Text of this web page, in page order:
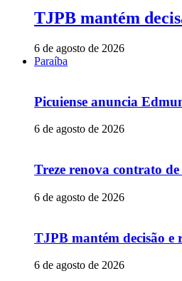
TJPB mantém
6 de agosto de 2026
Paraíba
Picuiense anuncia
6 de agosto de 2026
Treze renova contrato
6 de agosto de 2026
TJPB mantém decisão e
6 de agosto de 2026